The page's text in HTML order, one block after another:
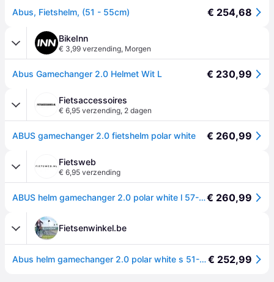
Abus, Fietshelm, (51 - 55cm) € 254,68
BikeInn
€ 3,99 verzending, Morgen
Abus Gamechanger 2.0 Helmet Wit L € 230,99
Fietsaccessoires
€ 6,95 verzending, 2 dagen
ABUS gamechanger 2.0 fietshelm polar white € 260,99
Fietsweb
€ 6,95 verzending
ABUS helm gamechanger 2.0 polar white l 57-61cm€ 260,99
Fietsenwinkel.be
Abus helm gamechanger 2.0 polar white s 51-55cm€ 252,99